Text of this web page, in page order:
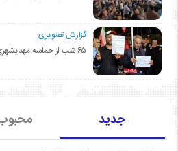
گزارش تصویری:
۶۵ شب از حماسه مهدیشهری ها گذشت
جدید